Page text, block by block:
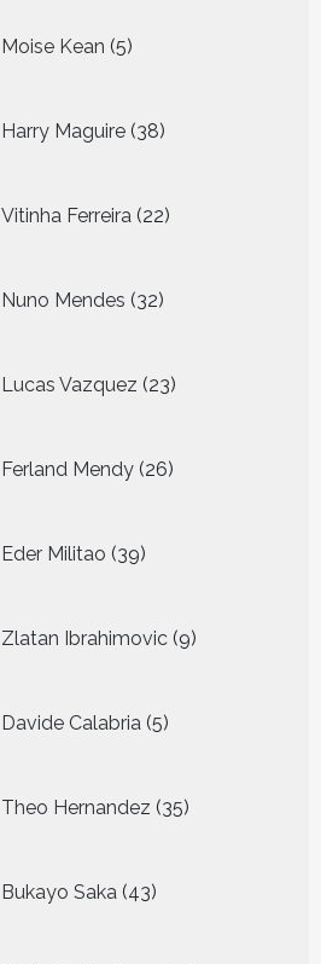
Moise Kean 5
producten
Harry Maguire 38
producten
Vitinha Ferreira 22
producten
Nuno Mendes 32
producten
Lucas Vazquez 23
producten
Ferland Mendy 26
producten
Eder Militao 39
producten
Zlatan Ibrahimovic 9
producten
Davide Calabria 5
producten
Theo Hernandez 35
producten
Bukayo Saka 43
producten